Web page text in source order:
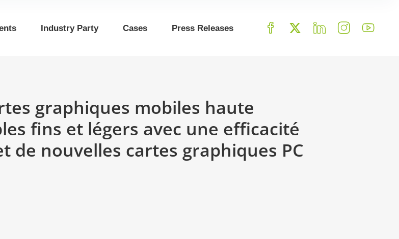
Industry Party Cases Press Releases
graphiques mobiles haute
fins et légers avec une efficacité
de nouvelles cartes graphiques PC